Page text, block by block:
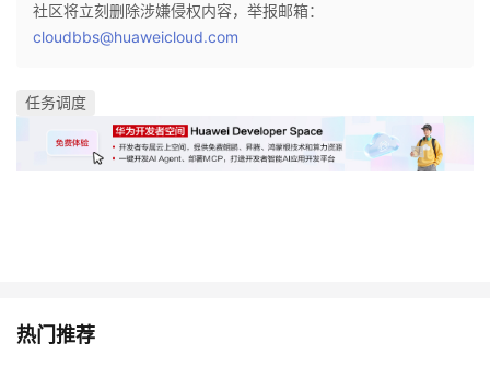
社区将立刻删除涉嫌侵权内容，举报邮箱：
cloudbbs@huaweicloud.com
任务调度
热门推荐